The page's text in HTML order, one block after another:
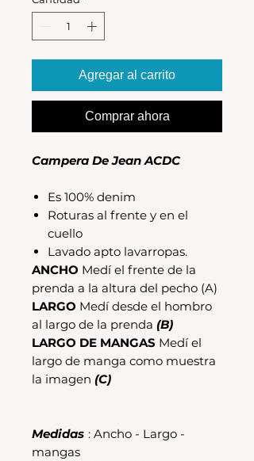
Agregar al carrito
Comprar ahora
Campera De Jean ACDC
Es 100% denim
Roturas al frente y en el
cuello
Lavado apto lavarropas.
ANCHO Medí el frente de la
prenda a la altura del pecho (A)
LARGO Medí desde el hombro
al largo de la prenda (B)
LARGO DE MANGAS Medí el
largo de manga como muestra
la imagen (C)
Medidas : Ancho - Largo -
mangas